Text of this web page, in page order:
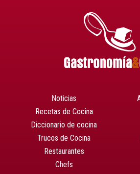
Noticias
Recetas de Cocina
Diccionario de cocina
Trucos de Cocina
Restaurantes
Chefs